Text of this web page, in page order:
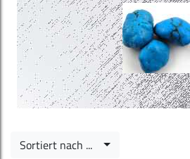
Sortiert nach ...